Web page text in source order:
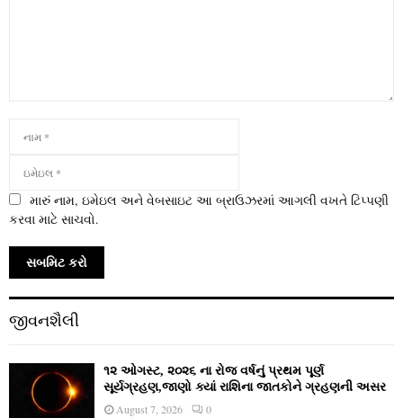
મારું નામ, ઇમેઇલ અને વેબસાઇટ આ બ્રાઉઝરમાં આગલી વખતે ટિપ્પણી
કરવા માટે સાચવો.
જીવનશૈલી
૧૨ ઓગસ્ટ, ૨૦૨૬ ના રોજ વર્ષનું પ્રથમ પૂર્ણ
સૂર્યગ્રહણ,જાણો ક્યાં રાશિના જાતકોને ગ્રહણની અસર
August 7, 2026 0